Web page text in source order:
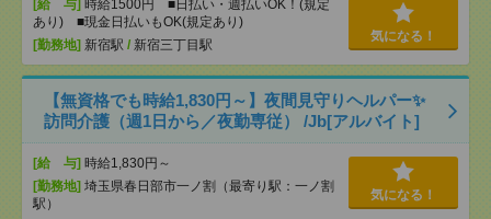
[給 与] 時給1500円 ■日払い・週払いOK！(規定
あり) ■現金日払いもOK(規定あり)
[勤務地] 新宿駅 / 新宿三丁目駅
気になる！
【無資格でも時給1,830円～】夜間見守りヘルパー✨
訪問介護（週1日から／夜勤専従） /Jb[アルバイト]
[給 与] 時給1,830円～
[勤務地] 埼玉県春日部市一ノ割（最寄り駅：一ノ割
駅）
気になる！